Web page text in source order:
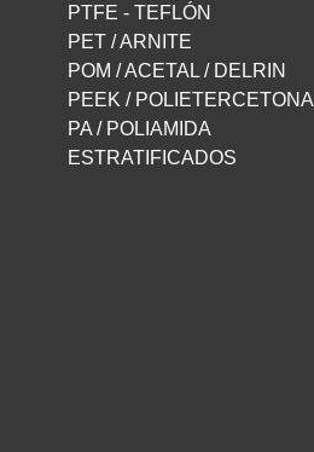
PTFE - TEFLÓN
PET / ARNITE
POM / ACETAL / DELRIN
PEEK / POLIETERCETONA
PA / POLIAMIDA
ESTRATIFICADOS